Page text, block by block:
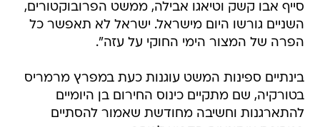
סייף אבו קשק וטיאגו אבילה, ממשט הפרובוקטורים,
השניים גורשו היום מישראל. ישראל לא תאפשר כל
הפרה של המצור הימי החוקי על עזה".
בינתיים ספינות המשט עוגנות כעת במפרץ מרמריס
בטורקיה, שם מתקיים כינוס החירום בן היומיים
להתארגנות וחשיבה מחודשת שאמור להסתיים